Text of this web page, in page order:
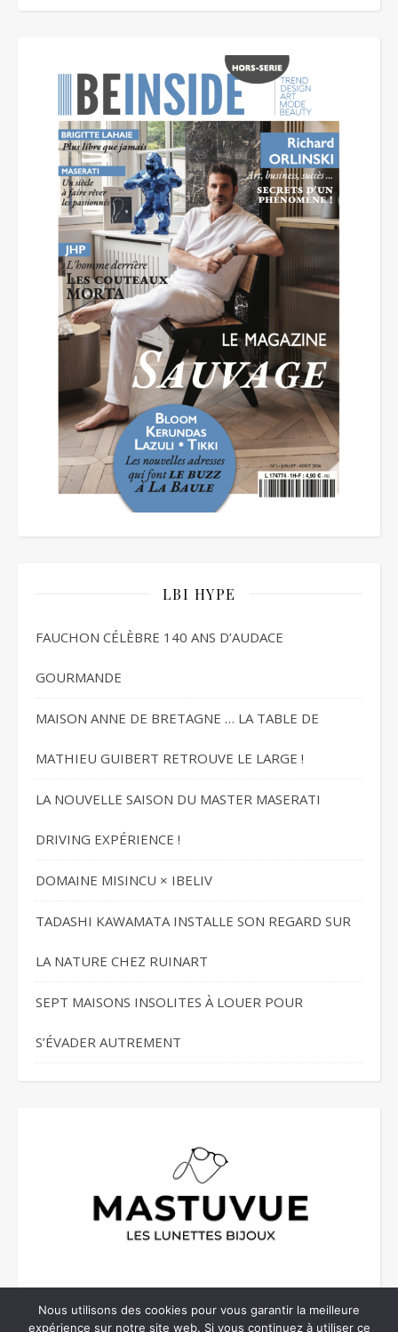
LBI HYPE
FAUCHON CÉLÈBRE 140 ANS D’AUDACE
GOURMANDE
MAISON ANNE DE BRETAGNE … LA TABLE DE
MATHIEU GUIBERT RETROUVE LE LARGE !
LA NOUVELLE SAISON DU MASTER MASERATI
DRIVING EXPÉRIENCE !
DOMAINE MISINCU × IBELIV
TADASHI KAWAMATA INSTALLE SON REGARD SUR
LA NATURE CHEZ RUINART
SEPT MAISONS INSOLITES À LOUER POUR
S’ÉVADER AUTREMENT
Nous utilisons des cookies pour vous garantir la meilleure
expérience sur notre site web. Si vous continuez à utiliser ce